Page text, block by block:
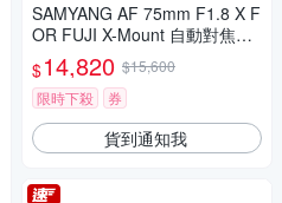
SAMYANG AF 75mm F1.8 X F
OR FUJI X-Mount 自動對焦鏡
頭 公司貨
$14,820 $15,600
限時下殺
券
貨到通知我